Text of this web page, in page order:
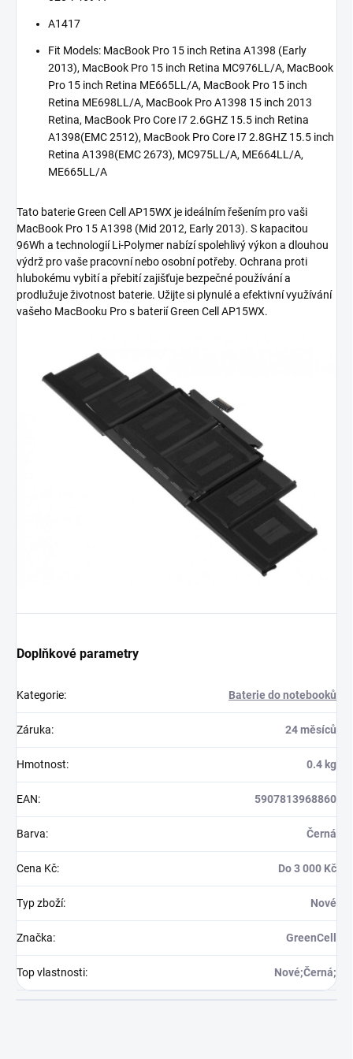
A1417
Fit Models: MacBook Pro 15 inch Retina A1398 (Early
2013), MacBook Pro 15 inch Retina MC976LL/A, MacBook
Pro 15 inch Retina ME665LL/A, MacBook Pro 15 inch
Retina ME698LL/A, MacBook Pro A1398 15 inch 2013
Retina, MacBook Pro Core I7 2.6GHZ 15.5 inch Retina
A1398(EMC 2512), MacBook Pro Core I7 2.8GHZ 15.5 inch
Retina A1398(EMC 2673), MC975LL/A, ME664LL/A,
ME665LL/A
Tato baterie Green Cell AP15WX je ideálním řešením pro vaši
MacBook Pro 15 A1398 (Mid 2012, Early 2013). S kapacitou
96Wh a technologií Li-Polymer nabízí spolehlivý výkon a dlouhou
výdrž pro vaše pracovní nebo osobní potřeby. Ochrana proti
hlubokému vybití a přebití zajišťuje bezpečné používání a
prodlužuje životnost baterie. Užijte si plynulé a efektivní využívání
vašeho MacBooku Pro s baterií Green Cell AP15WX.
Doplňkové parametry
Kategorie: Baterie do notebooků
Záruka: 24 měsíců
Hmotnost: 0.4 kg
EAN: 5907813968860
Barva: Černá
Cena Kč: Do 3 000 Kč
Typ zboží: Nové
Značka: GreenCell
Top vlastnosti: Nové;Černá;